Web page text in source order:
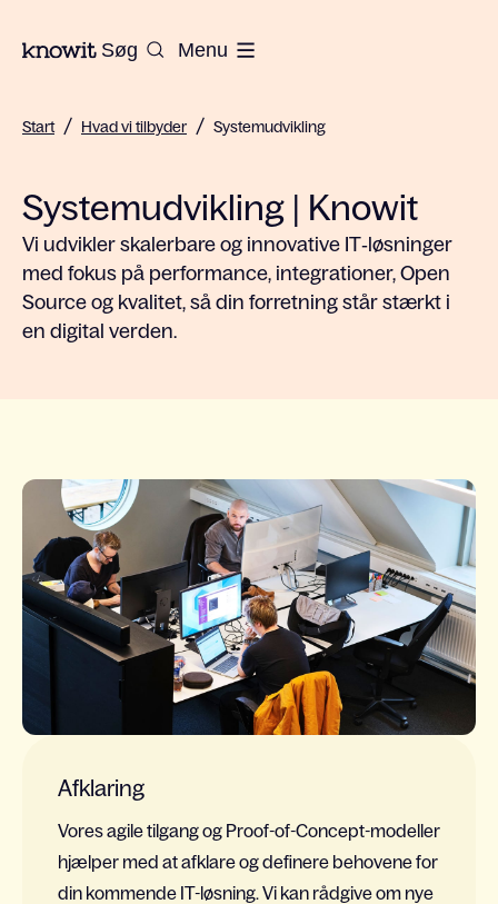
Til Knowits hjemmeside
Søg Menu
Start / Hvad vi tilbyder / Systemudvikling
Systemudvikling | Knowit
Vi udvikler skalerbare og innovative IT‑løsninger
med fokus på performance, integrationer, Open
Source og kvalitet, så din forretning står stærkt i
en digital verden.
Afklaring
Vores agile tilgang og Proof-of-Concept-modeller
hjælper med at afklare og definere behovene for
din kommende IT-løsning. Vi kan rådgiveom nye